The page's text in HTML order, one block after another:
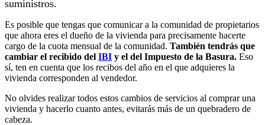
suministros.
Es posible que tengas que comunicar a la comunidad de propietarios
que ahora eres el dueño de la vivienda para precisamente hacerte
cargo de la cuota mensual de la comunidad. También tendrás que
cambiar el recibido del IBI y el del Impuesto de la Basura. Eso
sí, ten en cuenta que los recibos del año en el que adquieres la
vivienda corresponden al vendedor.
No olvides realizar todos estos cambios de servicios al comprar una
vivienda y hacerlo cuanto antes, evitarás más de un quebradero de
cabeza.